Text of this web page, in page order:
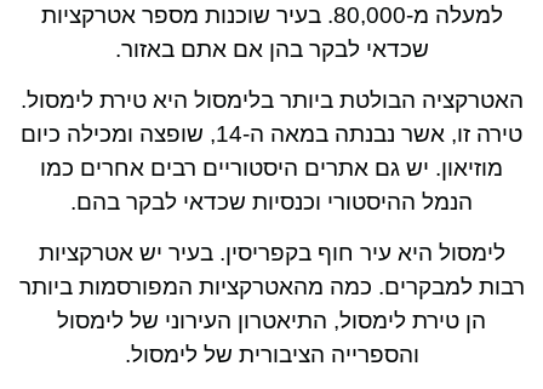
למעלה מ-80,000. בעיר שוכנות מספר אטרקציות
שכדאי לבקר בהן אם אתם באזור.
האטרקציה הבולטת ביותר בלימסול היא טירת לימסול.
טירה זו, אשר נבנתה במאה ה-14, שופצה ומכילה כיום
מוזיאון. יש גם אתרים היסטוריים רבים אחרים כמו
הנמל ההיסטורי וכנסיות שכדאי לבקר בהם.
לימסול היא עיר חוף בקפריסין. בעיר יש אטרקציות
רבות למבקרים. כמה מהאטרקציות המפורסמות ביותר
הן טירת לימסול, התיאטרון העירוני של לימסול
והספרייה הציבורית של לימסול.